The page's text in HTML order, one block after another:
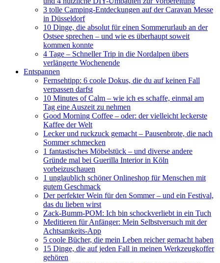
3 tolle Camping-Entdeckungen auf der Caravan Messe
in Düsseldorf
10 Dinge, die absolut für einen Sommerurlaub an der
Ostsee sprechen – und wie es überhaupt soweit
kommen konnte
4 Tage – Schneller Trip in die Nordalpen übers
verlängerte Wochenende
Entspannen
Fernsehtipp: 6 coole Dokus, die du auf keinen Fall
verpassen darfst
10 Minutes of Calm – wie ich es schaffe, einmal am
Tag eine Auszeit zu nehmen
Good Morning Coffee – oder: der vielleicht leckerste
Kaffee der Welt
Lecker und ruckzuck gemacht – Pausenbrote, die nach
Sommer schmecken
1 fantastisches Möbelstück – und diverse andere
Gründe mal bei Guerilla Interior in Köln
vorbeizuschauen
1 unglaublich schöner Onlineshop für Menschen mit
gutem Geschmack
Der perfekter Wein für den Sommer – und ein Festival,
das du lieben wirst
Zack-Bumm-POM: Ich bin schockverliebt in ein Tuch
Meditieren für Anfänger: Mein Selbstversuch mit der
Achtsamkeits-App
5 coole Bücher, die mein Leben reicher gemacht haben
15 Dinge, die auf jeden Fall in meinen Werkzeugkoffer
gehören